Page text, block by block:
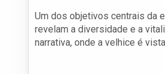
Um dos objetivos centrais da
revelam a diversidade e a
narrativa, onde a velhice é